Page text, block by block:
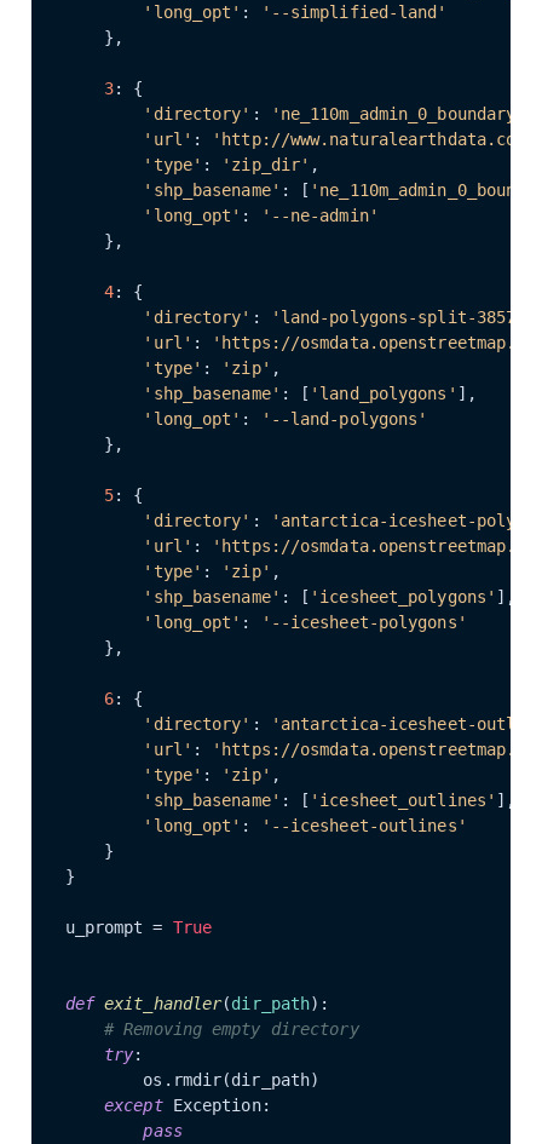
'long_opt' :
'--simplified-land'
    },
3: {
'directory' :
'url' :
'http://www.naturalearthdata.com/
'type' : 'zip_dir' ,
'shp_basename' : [
'long_opt' :
'--ne-admin'
    },
4: {
'directory' : 'land-polygons-split-3857'
'url' :
'https://
'type' : 'zip' ,
'shp_basename' : [ 'land_polygons' ],
'long_opt' :
'--land-polygons'
    },
5: {
'directory' :
'antarctica-icesheet-
'url' :
'https://
'type' : 'zip' ,
'shp_basename' : [ 'icesheet_polygons' ],
'long_opt' :
'--icesheet-polygons'
    },
6: {
'directory' :
'antarctica-icesheet-
'url' :
'https://
'type' : 'zip' ,
'shp_basename' : [ 'icesheet_outlines' ],
'long_opt' :
'--icesheet-outlines'
    }
}
u_prompt = True
def exit_handler(dir_path):
# Removing empty directory
try:
        os.rmdir(dir_path)
except Exception:
pass